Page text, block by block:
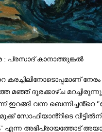
: പ്രസാദ് കാനാത്തുങ്കൽ
കരച്ചിലിനോടൊപ്പമാണ് നേരം
മഞ്ഞ് ദൂരക്കാഴ്ച മറച്ചിരുന്നു
ഇറങ്ങി വന്ന ബെന്നിച്ചൻ്റെ
സോഫിയാൻ്റിടെ
എന്ന അഭിപ്രായത്തോട്